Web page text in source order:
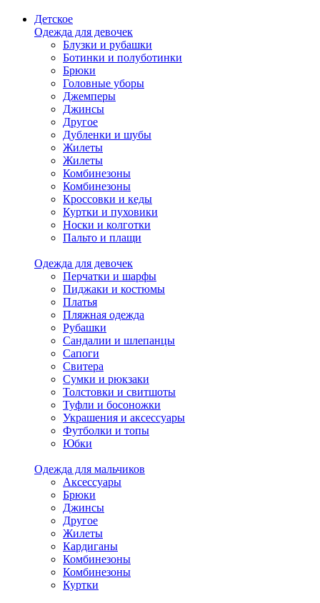
Детское
Одежда для девочек
Блузки и рубашки
Ботинки и полуботинки
Брюки
Головные уборы
Джемперы
Джинсы
Другое
Дубленки и шубы
Жилеты
Жилеты
Комбинезоны
Комбинезоны
Кроссовки и кеды
Куртки и пуховики
Носки и колготки
Пальто и плащи
Одежда для девочек
Перчатки и шарфы
Пиджаки и костюмы
Платья
Пляжная одежда
Рубашки
Сандалии и шлепанцы
Сапоги
Свитера
Сумки и рюкзаки
Толстовки и свитшоты
Туфли и босоножки
Украшения и аксессуары
Футболки и топы
Юбки
Одежда для мальчиков
Аксессуары
Брюки
Джинсы
Другое
Жилеты
Кардиганы
Комбинезоны
Комбинезоны
Куртки